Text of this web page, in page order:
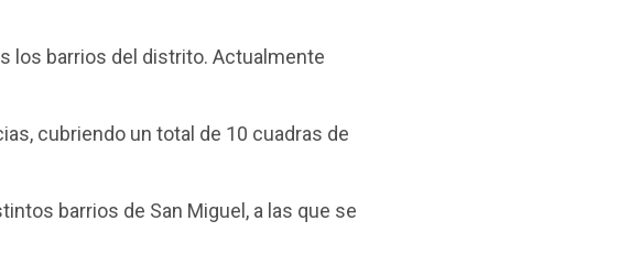
los barrios del distrito. Actualmente
cubriendo un total de 10 cuadras de
barrios de San Miguel, a las que se